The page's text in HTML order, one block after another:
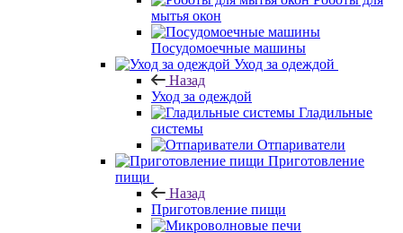
мытья окон
Посудомоечные машины
Уход за одеждой
Назад
Уход за одеждой
Гладильные
системы
Отпариватели
Приготовление
пищи
Назад
Приготовление пищи